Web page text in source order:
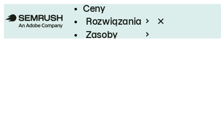
Ceny
Rozwiązania
Zasoby